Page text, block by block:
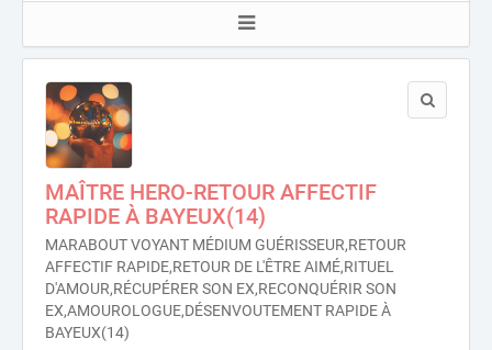
MAÎTRE HERO-RETOUR AFFECTIF
RAPIDE À BAYEUX(14)
MARABOUT VOYANT MÉDIUM GUÉRISSEUR,RETOUR
AFFECTIF RAPIDE,RETOUR DE L'ÊTRE AIMÉ,RITUEL
D'AMOUR,RÉCUPÉRER SON EX,RECONQUÉRIR SON
EX,AMOUROLOGUE,DÉSENVOUTEMENT RAPIDE À
BAYEUX(14)